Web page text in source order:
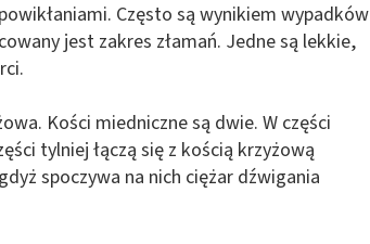
Często są wynikiem wypadków
jest zakres złamań. Jedne są lekkie,
Kości miedniczne są dwie. W części
tylniej łączą się z kością krzyżową
spoczywa na nich ciężar dźwigania